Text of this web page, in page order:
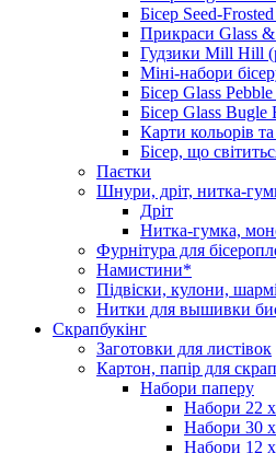
Бісер Seed-
Прикраси Glass &
Гудзики Mill Hill
Міні-набори
Бісер Glass
Бісер Glass Bugle
Карти кольорів
Бісер, що
Паєтки
Шнури, дріт, нитка-
Дріт
Нитка-гумка,
Фурнітура для
Намистини*
Підвіски, кулони,
Нитки для вышивки
Скрапбукінг
Заготовки для листівок
Картон, папір для
Набори паперу
Набори 22
Набори 30
Набори 12